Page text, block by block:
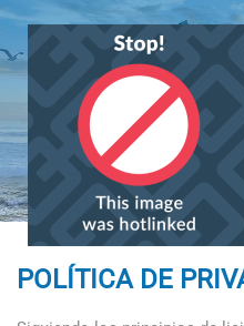
Política
Home
POLÍTICA DE